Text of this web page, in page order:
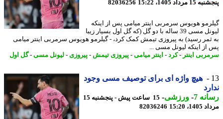
1405، 15:22
82036256
هویوس سرمربی اینتر میامی پس از اینکه
لیونل مسی 39 ساله با دو گل (که گل اول بسیار زیبا
رسید) به پیروزی تیمش کمک کرد، - گیلرمو هویوس سرمربی اینتر میامی
اینکه لیونل مسی ...
اینتر -کرد-اینتر میامی-پیروزی تیمش-پیروزی - لیونل مسی-گل اول
هیچ واژه ای برای توصیف مسی وجود
7
-ورزشی-
15 ساعت پیش - پنجشنبه 15
15:20
82036246